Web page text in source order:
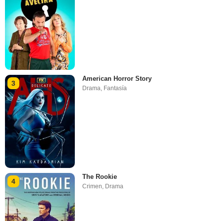
3
American Horror Story
Drama Fantasía
4
The Rookie
Crimen, Drama